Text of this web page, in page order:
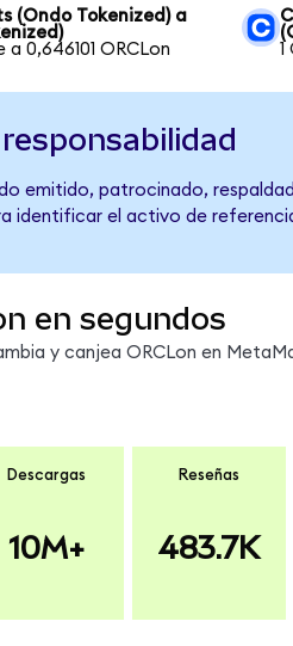
(Ondo Tokenized) a
a 0,646101 ORCLon
1
emitido, patrocinado,
identificar el activo de
en segundos
y canjea ORCLon en
Descargas
10M+
Reseñas
483.7K